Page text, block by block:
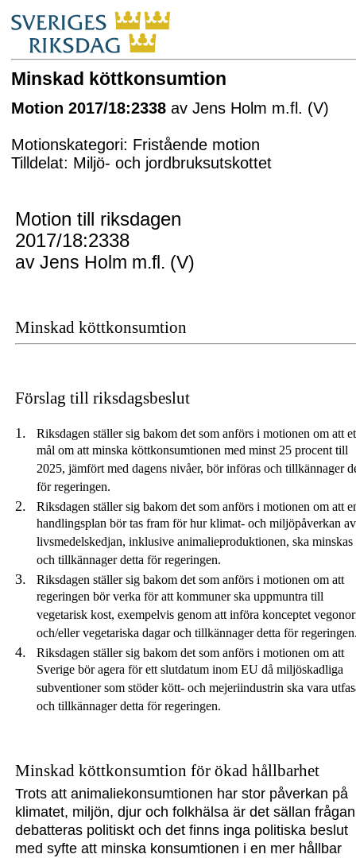
Minskad köttkonsumtion
Motion 2017/18:2338 av Jens Holm m.fl. (V)
Motionskategori: Fristående motion
Tilldelat: Miljö- och jordbruksutskottet
Motion till riksdagen
2017/18:2338
av Jens Holm m.fl. (V)
Minskad köttkonsumtion
Förslag till riksdagsbeslut
Riksdagen ställer sig bakom det som anförs i motionen om att
mål om att minska köttkonsumtionen med minst 25 procent till
2025, jämfört med dagens nivåer, bör införas och tillkännager
för regeringen.
Riksdagen ställer sig bakom det som anförs i motionen om att
handlingsplan bör tas fram för hur klimat- och miljöpåverkan av
livsmedelskedjan, inklusive animalieproduktionen, ska minskas
och tillkännager detta för regeringen.
Riksdagen ställer sig bakom det som anförs i motionen om att
regeringen bör verka för att kommuner ska uppmuntra till
vegetarisk kost, exempelvis genom att införa konceptet
och/eller vegetariska dagar och tillkännager detta för
Riksdagen ställer sig bakom det som anförs i motionen om att
Sverige bör agera för ett slutdatum inom EU då miljöskadliga
subventioner som stöder kött- och mejeriindustrin ska vara
och tillkännager detta för regeringen.
Minskad köttkonsumtion för ökad hållbarhet
Trots att animaliekonsumtionen har stor påverkan på
klimatet, miljön, djur och folkhälsa är det sällan frågan
debatteras politiskt och det finns inga politiska beslut
med syfte att minska konsumtionen i en mer hållbar